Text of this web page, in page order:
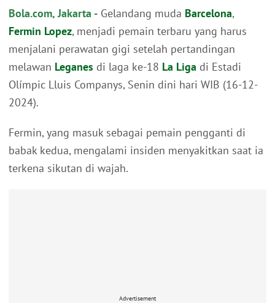
Bola.com, Jakarta - Gelandang muda Barcelona,
Fermin Lopez, menjadi pemain terbaru yang harus
menjalani perawatan gigi setelah pertandingan
melawan Leganes di laga ke-18 La Liga di Estadi
Olímpic Lluis Companys, Senin dini hari WIB (16-12-
2024).
Fermin, yang masuk sebagai pemain pengganti di
babak kedua, mengalami insiden menyakitkan saat ia
terkena sikutan di wajah.
Advertisement